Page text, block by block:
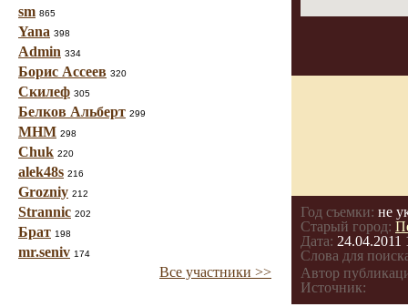
sm 865
Yana 398
Admin 334
Борис Ассеев 320
Скилеф 305
Белков Альберт 299
МНМ 298
Chuk 220
alek48s 216
Grozniy 212
Strannic 202
Брат 198
mr.seniv 174
Все участники >>
Год съемки: не
Старый город:
Дата: 24.04.2011
Слова для
Автор
Источник: